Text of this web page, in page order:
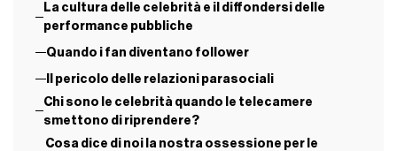
La cultura delle celebrità e il diffondersi delle
performance pubbliche
Quando i fan diventano follower
Il pericolo delle relazioni parasociali
Chi sono le celebrità quando le telecamere
smettono di riprendere?
Cosa dice di noi la nostra ossessione per le